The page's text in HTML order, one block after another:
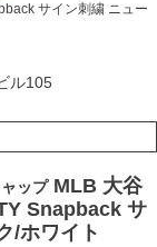
ル105
サイン刺繍 ニュー
ップ MLB 大谷
Snapback サ
/ホワイト